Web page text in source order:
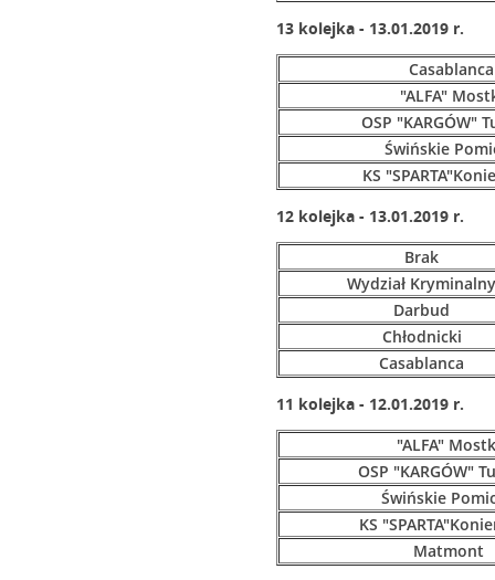
13 kolejka - 13.01.2019 r.
Casablanca
"ALFA"
OSP "KARGÓW"
Świńskie
KS
12 kolejka - 13.01.2019 r.
Brak
Wydział Kryminalny
Darbud
Chłodnicki
Casablanca
11 kolejka - 12.01.2019 r.
"ALFA"
OSP "KARGÓW"
Świńskie
KS
Matmont